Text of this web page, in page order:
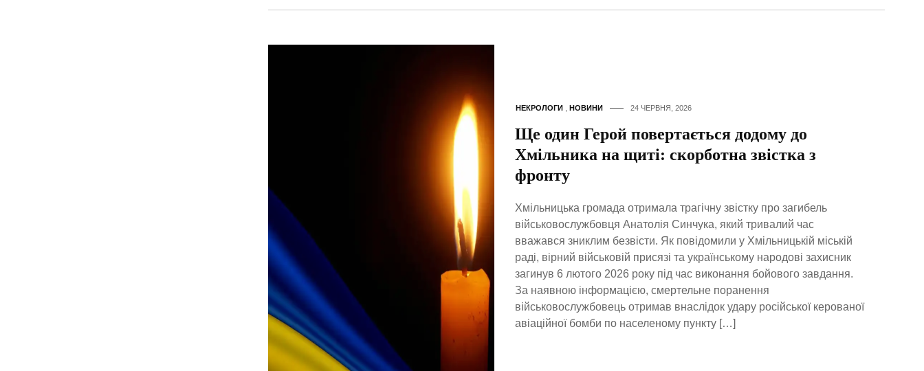
НЕКРОЛОГИ, НОВИНИ 24 ЧЕРВНЯ, 2026
Ще один Герой повертається додому до
Хмільника на щиті: скорботна звістка з
фронту
Хмільницька громада отримала трагічну звістку про загибель
військовослужбовця Анатолія Синчука, який тривалий час
вважався зниклим безвісти. Як повідомили у Хмільницькій міській
раді, вірний військовій присязі та українському народові захисник
загинув 6 лютого 2026 року під час виконання бойового завдання.
За наявною інформацією, смертельне поранення
військовослужбовець отримав внаслідок удару російської керованої
авіаційної бомби по населеному пункту […]